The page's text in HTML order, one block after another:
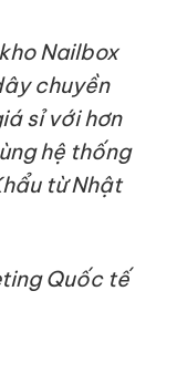
Nailbox
chuyền
sỉ với hơn
hệ thống
từ Nhật
Quốc tế